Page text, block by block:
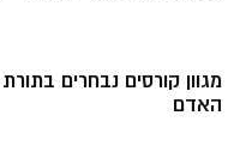
מגוון קורסים נבחרים
האדם